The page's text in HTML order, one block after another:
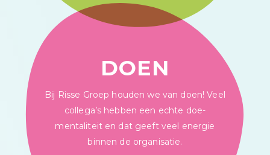
DOEN
Bij Risse Groep houden we van doen! Veel
collega’s hebben een echte doe-
mentaliteit en dat geeft veel energie
binnen de organisatie.